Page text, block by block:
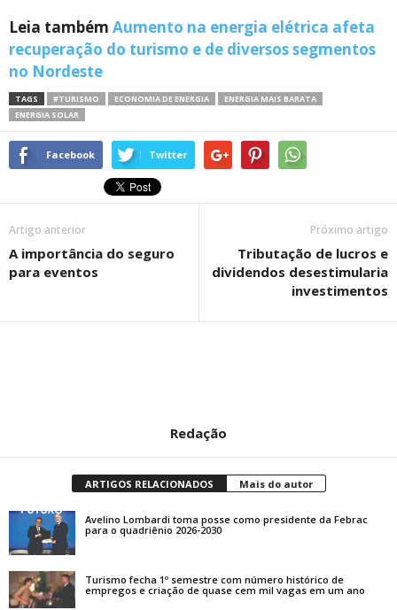
Leia também Aumento na energia elétrica afeta
recuperação do turismo e de diversos segmentos
no Nordeste
TAGS #TURISMO ECONOMIA DE ENERGIA
ENERGIA MAIS BARATA
ENERGIA SOLAR
Facebook Twitter
Artigo anterior
A importância do seguro
para eventos
Próximo artigo
Tributação de lucros e
dividendos desestimularia
investimentos
Redação
ARTIGOS RELACIONADOS Mais do autor
Avelino Lombardi toma posse como presidente da Febrac
para o quadriênio 2026-2030
Turismo fecha 1º semestre com número histórico de
empregos e criação de quase cem mil vagas em um ano